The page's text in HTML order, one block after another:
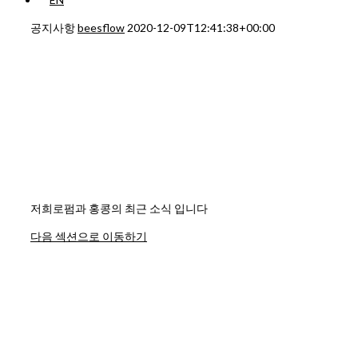
공지사항beesflow 2020-12-09T12:41:38+00:00
저희로펌과 홍콩의 최근 소식 입니다
다음 섹션으로 이동하기